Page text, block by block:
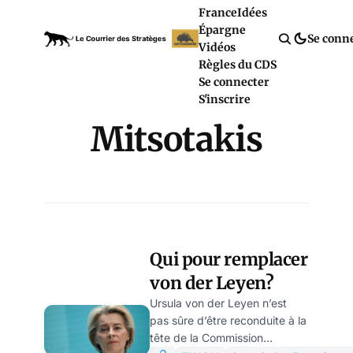
FranceIdées
Épargne
Vidéos
Règles du CDS
Se connecter
S'inscrire
Se
Mitsotakis
Qui pour remplacer
von der Leyen?
Ursula von der Leyen n’est
pas sûre d’être reconduite à la
tête de la Commission